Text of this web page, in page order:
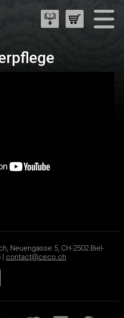
Neuengasse 5, CH-2502 Biel-
| contact@ceco.ch